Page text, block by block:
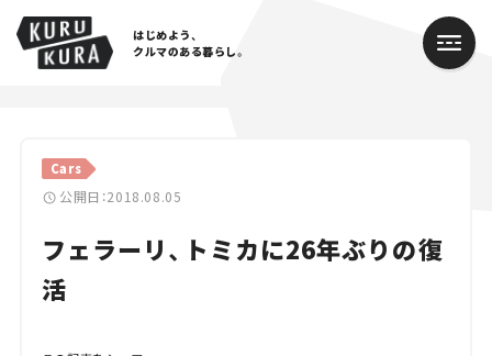
はじめよう、
クルマのある暮らし。
Cars
公開日：2018.08.05
フェラーリ、トミカに26年ぶりの復
活
Cars
Lifestyle
Traffic
Special